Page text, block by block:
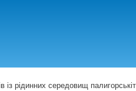
із рідинних середовищ